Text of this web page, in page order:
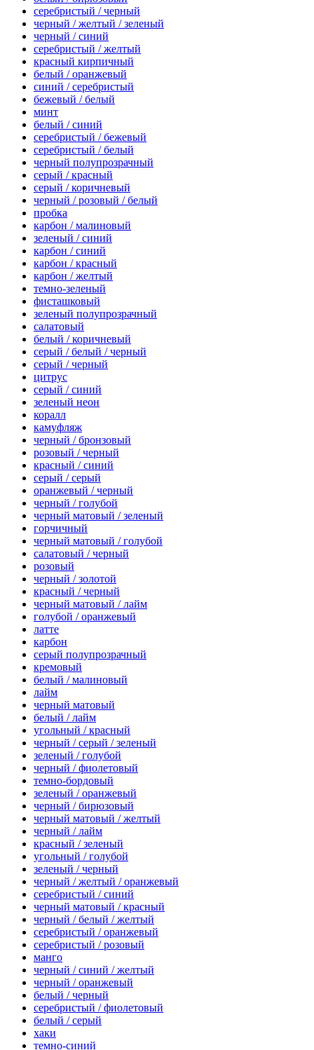
серебристый / черный
черный / желтый / зеленый
черный / синий
серебристый / желтый
красный кирпичный
белый / оранжевый
синий / серебристый
бежевый / белый
минт
белый / синий
серебристый / бежевый
серебристый / белый
черный полупрозрачный
серый / красный
серый / коричневый
черный / розовый / белый
пробка
карбон / малиновый
зеленый / синий
карбон / синий
карбон / красный
карбон / желтый
темно-зеленый
фисташковый
зеленый полупрозрачный
салатовый
белый / коричневый
серый / белый / черный
серый / черный
цитрус
серый / синий
зеленый неон
коралл
камуфляж
черный / бронзовый
розовый / черный
красный / синий
серый / серый
оранжевый / черный
черный / голубой
черный матовый / зеленый
горчичный
черный матовый / голубой
салатовый / черный
розовый
черный / золотой
красный / черный
черный матовый / лайм
голубой / оранжевый
латте
карбон
серый полупрозрачный
кремовый
белый / малиновый
лайм
черный матовый
белый / лайм
угольный / красный
черный / серый / зеленый
зеленый / голубой
черный / фиолетовый
темно-бордовый
зеленый / оранжевый
черный / бирюзовый
черный матовый / желтый
черный / лайм
красный / зеленый
угольный / голубой
зеленый / черный
черный / желтый / оранжевый
серебристый / синий
черный матовый / красный
черный / белый / желтый
серебристый / оранжевый
серебристый / розовый
манго
черный / синий / желтый
черный / оранжевый
белый / черный
серебристый / фиолетовый
белый / серый
хаки
темно-синий